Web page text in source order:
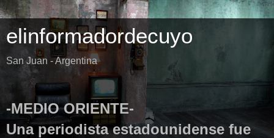
elinformadordecuyo
San Juan - Argentina
-MEDIO ORIENTE-
Una periodista estadounidense fue